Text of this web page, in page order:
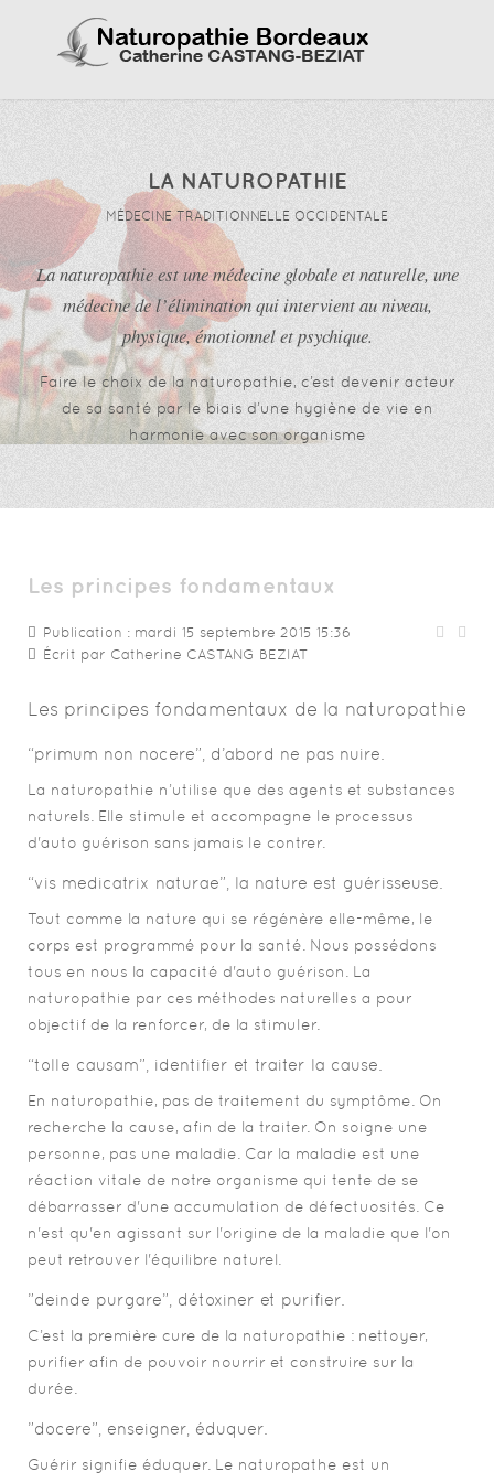
LA NATUROPATHIE
MÉDECINE TRADITIONNELLE OCCIDENTALE
La naturopathie est une médecine globale et naturelle, une
médecine de l’élimination qui intervient au niveau,
physique, émotionnel et psychique.
Faire le choix de la naturopathie, c’est devenir acteur
de sa santé par le biais d’une hygiène de vie en
harmonie avec son organisme
Les principes fondamentaux
Publication : mardi 15 septembre 2015 15:36
Écrit par Catherine CASTANG BEZIAT
Les principes fondamentaux de la naturopathie
“primum non nocere”, d’abord ne pas nuire.
La naturopathie n’utilise que des agents et substances
naturels. Elle stimule et accompagne le processus
d'auto guérison sans jamais le contrer.
“vis medicatrix naturae”, la nature est guérisseuse.
Tout comme la nature qui se régénère elle-même, le
corps est programmé pour la santé. Nous possédons
tous en nous la capacité d'auto guérison. La
naturopathie par ces méthodes naturelles a pour
objectif de la renforcer, de la stimuler.
“tolle causam”, identifier et traiter la cause.
En naturopathie, pas de traitement du symptôme. On
recherche la cause, afin de la traiter. On soigne une
personne, pas une maladie. Car la maladie est une
réaction vitale de notre organisme qui tente de se
débarrasser d'une accumulation de défectuosités. Ce
n'est qu'en agissant sur l'origine de la maladie que l'on
peut retrouver l'équilibre naturel.
”deinde purgare”, détoxiner et purifier.
C’est la première cure de la naturopathie : nettoyer,
purifier afin de pouvoir nourrir et construire sur la
durée.
”docere”, enseigner, éduquer.
Guérir signifie éduquer. Le naturopathe est un